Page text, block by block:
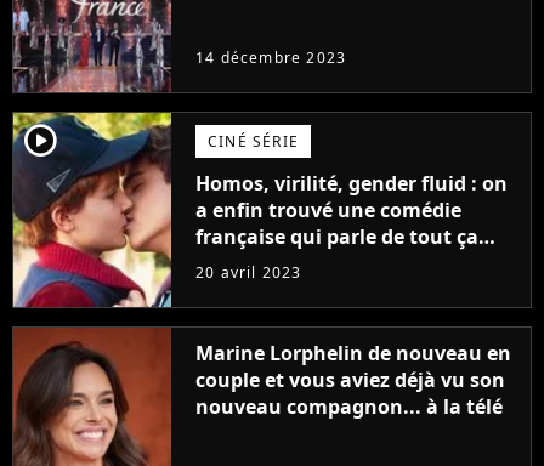
14 décembre 2023
player2 CINÉ SÉRIE
Homos, virilité, gender fluid : on
a enfin trouvé une comédie
française qui parle de tout ça
sans être super ringarde
20 avril 2023
Marine Lorphelin de nouveau en
couple et vous aviez déjà vu son
nouveau compagnon... à la télé